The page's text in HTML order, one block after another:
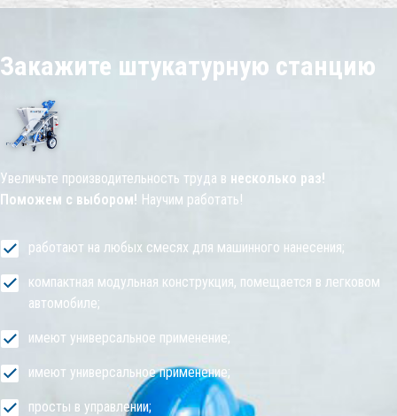
Закажите штукатурную станцию
Увеличьте производительность труда в несколько раз!
Поможем с выбором! Научим работать!
работают на любых смесях для машинного нанесения;
компактная модульная конструкция, помещается в легковом
автомобиле;
имеют универсальное применение;
имеют универсальное применение;
просты в управлении;